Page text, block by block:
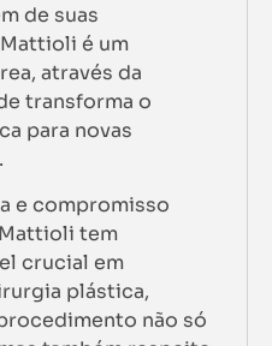
de suas
é um
através da
transforma o
para novas
e compromisso
tem
crucial em
plástica,
não só